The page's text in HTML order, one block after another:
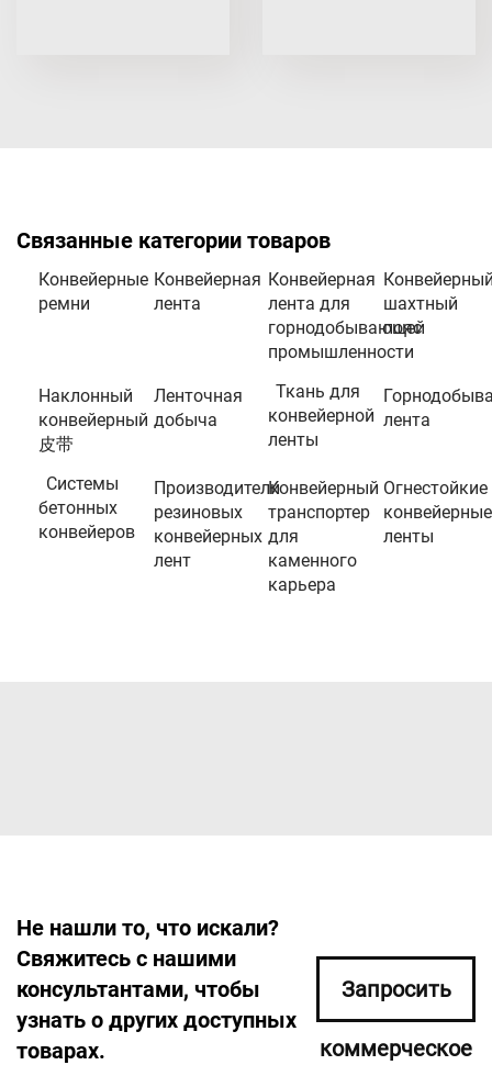
Связанные категории товаров
Конвейерные
ремни
Конвейерная
лента
Конвейерная
лента для
горнодобывающей
промышленности
шахтный
пояс
Наклонный
конвейерный
皮带
Ленточная
добыча
Ткань для
конвейерной
ленты
лента
Системы
бетонных
конвейеров
Производители
резиновых
конвейерных
лент
Конвейерный
транспортер
для
каменного
карьера
Огнестойкие
конвейерные
ленты
Не нашли то, что искали?
Свяжитесь с нашими
консультантами, чтобы
узнать о других доступных
товарах.
Запросить
коммерческое